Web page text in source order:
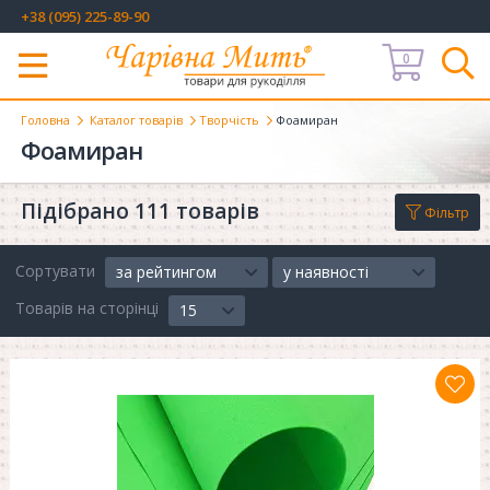
+38 (095) 225-89-90
Меню
0
Головна Каталог товарів Творчість Фоамиран
Фоамиран
Підібрано 111 товарів
Сортувати за рейтингом
у наявності
Товарів на сторінці
15
Фільтр